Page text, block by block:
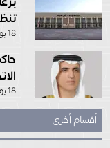
18 يوليو 2026
18 يوليو 2026
أقسام أخرى